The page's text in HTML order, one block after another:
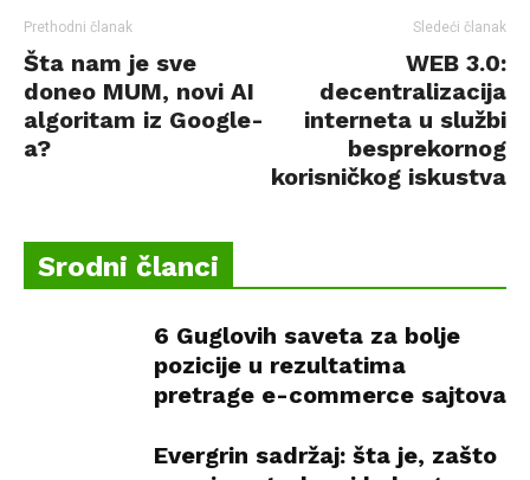
Prethodni članak
Šta nam je sve
doneo MUM, novi AI
algoritam iz Google-
a?
Sledeći članak
WEB 3.0:
decentralizacija
interneta u službi
besprekornog
korisničkog iskustva
Srodni članci
6 Guglovih saveta za bolje
pozicije u rezultatima
pretrage e-commerce sajtova
Evergrin sadržaj: šta je, zašto